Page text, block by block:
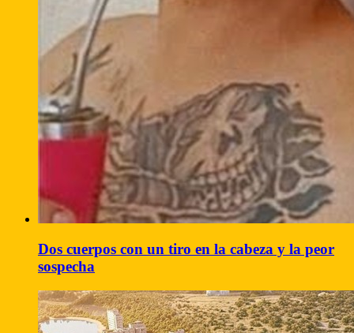
Dos cuerpos con un tiro en la cabeza y la peor
sospecha